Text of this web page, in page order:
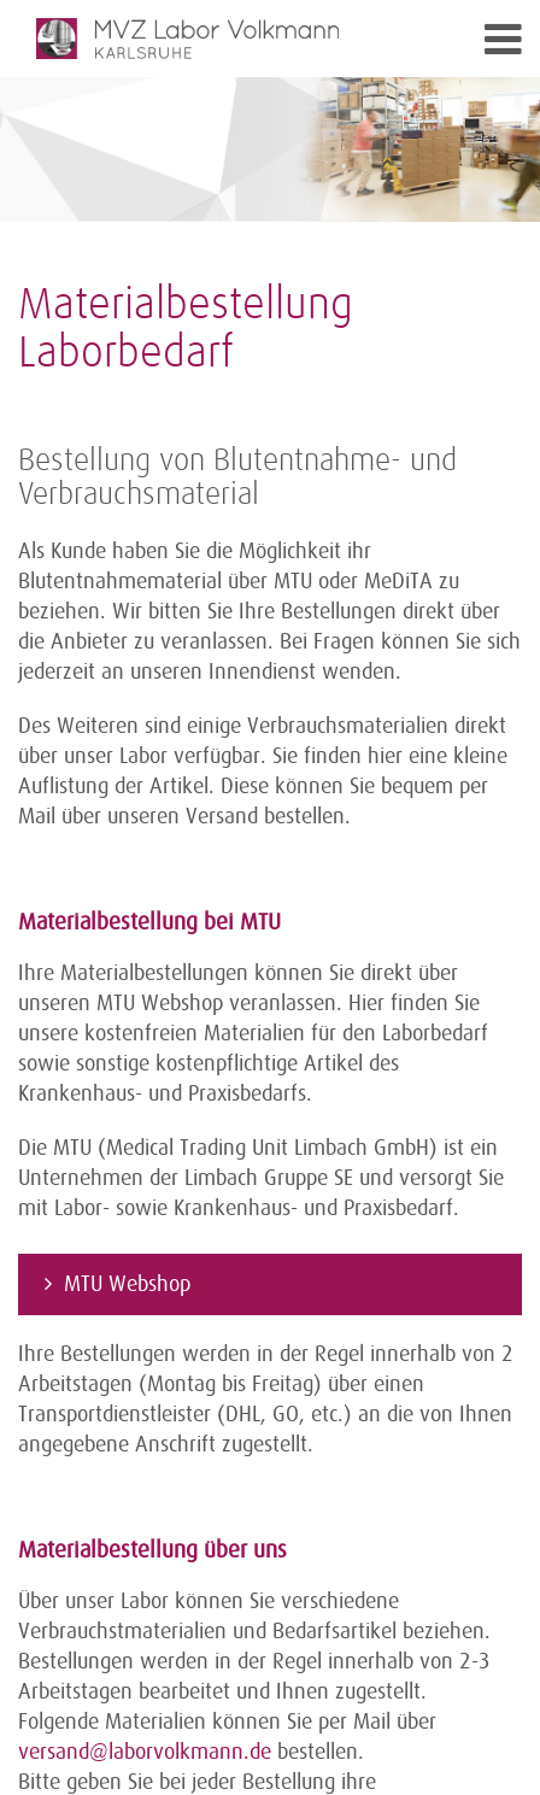
Materialbestellung
Laborbedarf
Bestellung von Blutentnahme- und
Verbrauchsmaterial
Als Kunde haben Sie die Möglichkeit ihr
Blutentnahmematerial über MTU oder MeDiTA zu
beziehen. Wir bitten Sie Ihre Bestellungen direkt über
die Anbieter zu veranlassen. Bei Fragen können Sie sich
jederzeit an unseren Innendienst wenden.
Des Weiteren sind einige Verbrauchsmaterialien direkt
über unser Labor verfügbar. Sie finden hier eine kleine
Auflistung der Artikel. Diese können Sie bequem per
Mail über unseren Versand bestellen.
Materialbestellung bei MTU
Ihre Materialbestellungen können Sie direkt über
unseren MTU Webshop veranlassen. Hier finden Sie
unsere kostenfreien Materialien für den Laborbedarf
sowie sonstige kostenpflichtige Artikel des
Krankenhaus- und Praxisbedarfs.
Die MTU (Medical Trading Unit Limbach GmbH) ist ein
Unternehmen der Limbach Gruppe SE und versorgt Sie
mit Labor- sowie Krankenhaus- und Praxisbedarf.
MTU Webshop
Ihre Bestellungen werden in der Regel innerhalb von 2
Arbeitstagen (Montag bis Freitag) über einen
Transportdienstleister (DHL, GO, etc.) an die von Ihnen
angegebene Anschrift zugestellt.
Materialbestellung über uns
Über unser Labor können Sie verschiedene
Verbrauchstmaterialien und Bedarfsartikel beziehen.
Bestellungen werden in der Regel innerhalb von 2-3
Arbeitstagen bearbeitet und Ihnen zugestellt.
Folgende Materialien können Sie per Mail über
versand@laborvolkmann.de bestellen.
Bitte geben Sie bei jeder Bestellung ihre